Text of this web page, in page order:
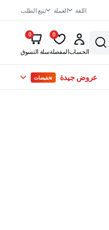
اللغة العملة تتبع الطلب
الحساب
0
المفضلة
0
سلة التسوق
عروض جيدة تخفيضات